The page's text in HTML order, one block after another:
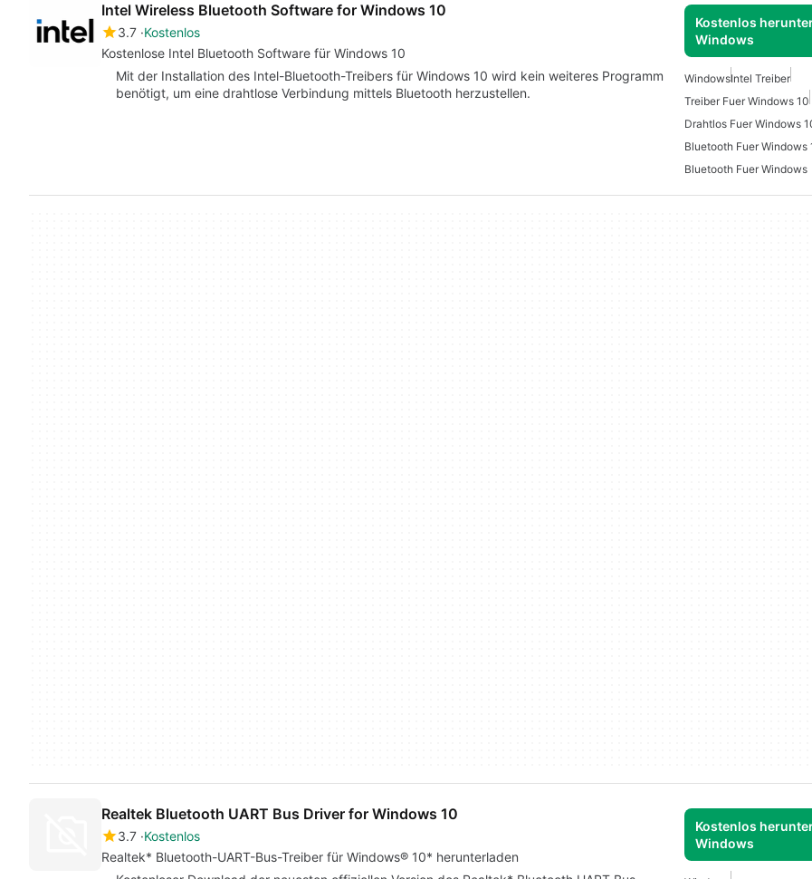
Intel Wireless Bluetooth Software for Windows 10
3.7 Kostenlos
Kostenlose Intel Bluetooth Software für Windows 10
Kostenlos
Windows
Mit der Installation des Intel-Bluetooth-Treibers für Windows 10 wird kein weiteres Programm
benötigt, um eine drahtlose Verbindung mittels Bluetooth herzustellen.
WindowsIntel Treiber
Treiber Fuer Windows 10
Drahtlos Fuer Windows
Bluetooth Fuer Windows
Bluetooth Fuer Windows
Realtek Bluetooth UART Bus Driver for Windows 10
3.7 Kostenlos
Realtek* Bluetooth-UART-Bus-Treiber für Windows® 10* herunterladen
Kostenlos
Windows